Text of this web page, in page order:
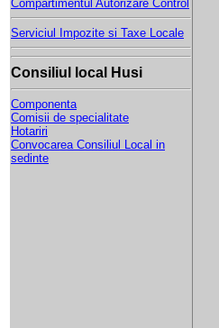
Compartimentul Autorizare Control
Serviciul Impozite si Taxe Locale
Consiliul local Husi
Componenta
Comisii de specialitate
Hotariri
Convocarea Consiliul Local in
sedinte